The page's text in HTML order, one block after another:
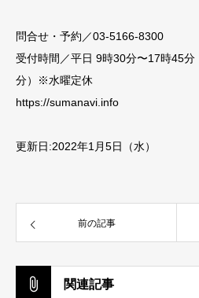
問合せ・予約／03-5166-8300
受付時間／平日 9時30分〜17時45
分）※水曜定休
https://sumanavi.info
更新日:2022年1月5日（水）
前の記事
関連記事